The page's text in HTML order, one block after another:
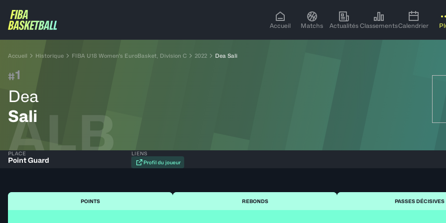
Accueil Matchs Actualités ClassementsCalendrier
Accueil Historique FIBA U18 Women's EuroBasket, Division C 2022 Dea Sali
#1
Dea
Sali
ALB
PLACE
Point Guard
LIENS
Profil du joueur
POINTS REBONDS PASSES DÉCISIVES